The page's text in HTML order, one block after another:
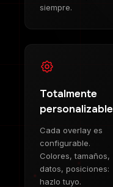
siempre.
Totalmente
personalizable
Cada overlay es
configurable.
Colores, tamaños,
datos, posiciones:
hazlo tuyo.